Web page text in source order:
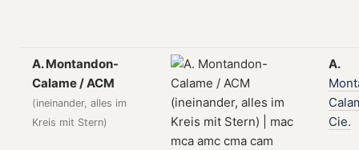
A. Montandon-
Calame / ACM
(ineinander, alles im
Kreis mit Stern)
A.
Cie.